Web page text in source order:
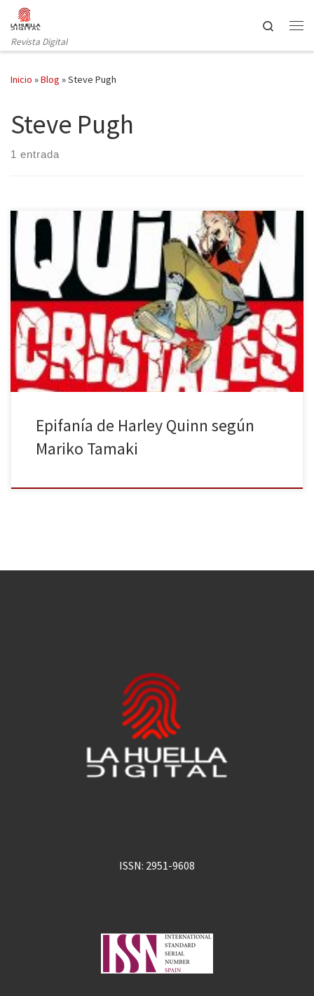
Saltar al contenido
Revista Digital
Search
Inicio »Blog »Steve Pugh
Steve Pugh
1 entrada
Soy lectura asidua de cómics, de esas que entran en la tienda de
su barrio y el dependiente ya le saca los tomos a sabiendas de lo
que anda buscando. Saben mis amigos de Arte9 que hace un
tiempo que dejé de inclinarme por las historias de superhéroes,
pero conocen […]
Epifanía de Harley Quinn según
Mariko Tamaki
ISSN: 2951-9608